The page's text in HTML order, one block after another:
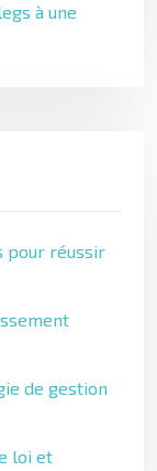
à une
pour réussir
de gestion
loi et